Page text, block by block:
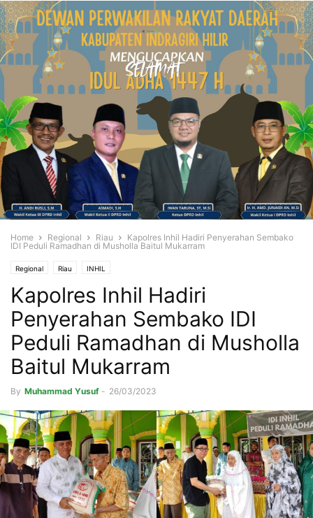
Home Regional Riau
Kapolres Inhil Hadiri Penyerahan Sembako
IDI Peduli Ramadhan di Musholla Baitul Mukarram
Regional Riau INHIL
Kapolres Inhil Hadiri
Penyerahan Sembako IDI
Peduli Ramadhan di Musholla
Baitul Mukarram
By Muhammad Yusuf - 26/03/2023